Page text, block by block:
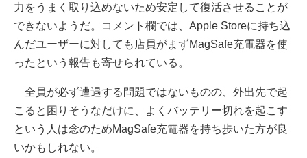
力をうまく取り込めないため安定して復活させることが
できないようだ。コメント欄では、Apple Storeに持ち込
んだユーザーに対しても店員がまずMagSafe充電器を使
ったという報告も寄せられている。
全員が必ず遭遇する問題ではないものの、外出先で起
こると困りそうなだけに、よくバッテリー切れを起こす
という人は念のためMagSafe充電器を持ち歩いた方が良
いかもしれない。